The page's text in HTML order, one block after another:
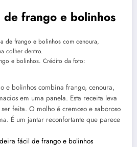
frango e bolinhos
e bolinhos. Crédito da foto:
bolinhos combina frango, cenoura,
em uma panela. Esta receita leva
feita. O molho é cremoso e saboroso
É um jantar reconfortante que parece
fácil de frango e bolinhos